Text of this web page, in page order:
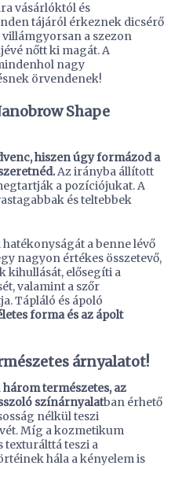
vásárlóktól és
tájáról érkeznek dicsérő
a szezon
nőtt ki magát. A
nagy
örvendenek!
Shape
hiszen úgy formázod a
Az irányba állított
a pozíciójukat. A
és teltebbek
a benne lévő
nagyon értékes összetevő,
kihullását, elősegíti a
valamint a szőr
Tápláló és ápoló
forma és az ápolt
árnyalatot!
három természetes, az
színárnyalatban érhető
nélkül teszi
Míg a kozmetikum
texturálttá teszi a
hála a kényelem is